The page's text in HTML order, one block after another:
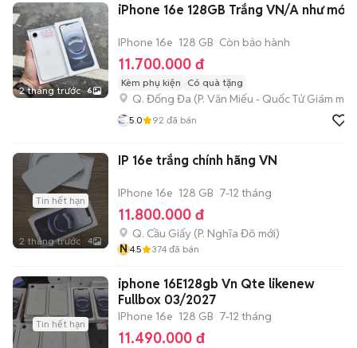
2 tháng trước 6
iPhone 16e 128GB Trắng VN/A như mới
IPhone 16e 128 GB Còn bảo hành
11.700.000 đ
Kèm phụ kiện Có quà tặng
Q. Đống Đa (P. Văn Miếu - Quốc Tử Giám mới)
5.0 92 đã bán
Tin hết hạn
2 tháng trước 4
IP 16e trắng chính hãng VN
IPhone 16e 128 GB 7-12 tháng
11.800.000 đ
Q. Cầu Giấy (P. Nghĩa Đô mới)
N4.5 374 đã bán
Tin hết hạn
iphone 16E128gb Vn Qte likenew
Fullbox 03/2027
IPhone 16e 128 GB 7-12 tháng
11.490.000 đ